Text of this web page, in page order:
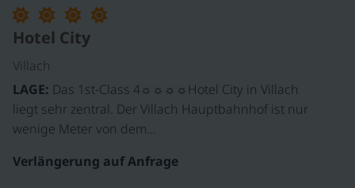
Hotel City
Villach
LAGE: Das 1st-Class 4☼☼☼☼Hotel City in Villach
liegt sehr zentral. Der Villach Hauptbahnhof ist nur
wenige Meter von dem…
Verlängerung auf Anfrage